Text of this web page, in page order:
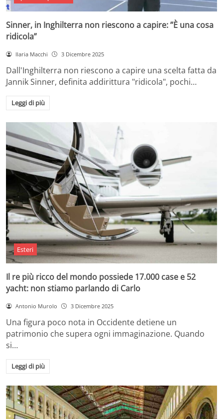
Sinner, in Inghilterra non riescono a capire: ”È una cosa
ridicola”
Ilaria Macchi 3 Dicembre 2025
Dall'Inghilterra non riescono a capire una scelta fatta da
Jannik Sinner, definita addirittura "ridicola", pochi…
Leggi di più
Esteri
Il re più ricco del mondo possiede 17.000 case e 52
yacht: non stiamo parlando di Carlo
Antonio Murolo 3 Dicembre 2025
Una figura poco nota in Occidente detiene un
patrimonio che supera ogni immaginazione. Quando
si…
Leggi di più